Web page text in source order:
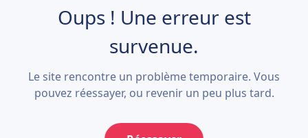
Oups ! Une erreur est
survenue.
Le site rencontre un problème temporaire. Vous
pouvez réessayer, ou revenir un peu plus tard.